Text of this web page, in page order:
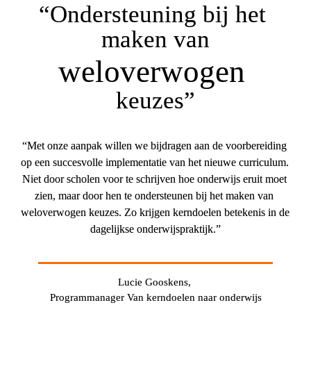
“Ondersteuning bij het
maken van
weloverwogen
keuzes”
“Met onze aanpak willen we bijdragen aan de voorbereiding
op een succesvolle implementatie van het nieuwe curriculum.
Niet door scholen voor te schrijven hoe onderwijs eruit moet
zien, maar door hen te ondersteunen bij het maken van
weloverwogen keuzes. Zo krijgen kerndoelen betekenis in de
dagelijkse onderwijspraktijk.”
Lucie Gooskens,
Programmanager Van kerndoelen naar onderwijs